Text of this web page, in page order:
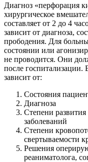
Диагноз «перфорация
хирургическое
составляет от 2 до 4
зависит от диагноза,
прободения. Для
состоянии или
не проводится. Они
после госпитализации.
зависит от:
Состояния
Диагноза
Степени
заболеваний
Степени
свертываемости
Решения
реаниматолога,